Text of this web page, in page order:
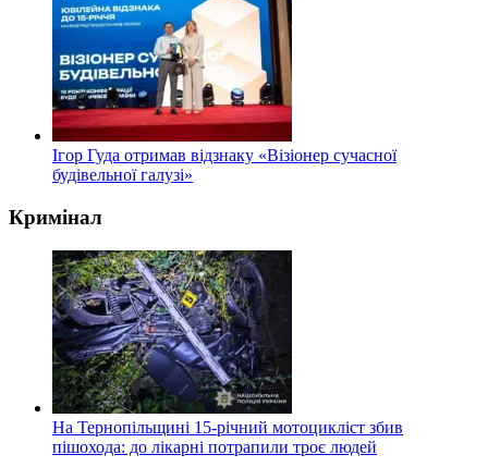
Ігор Гуда отримав відзнаку «Візіонер сучасної
будівельної галузі»
Кримінал
На Тернопільщині 15-річний мотоцикліст збив
пішохода: до лікарні потрапили троє людей